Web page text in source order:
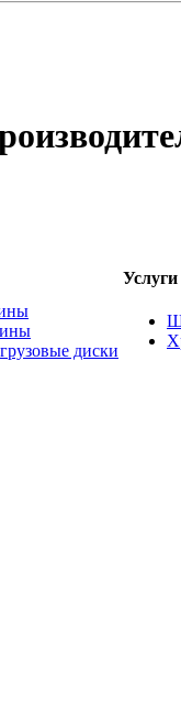
диски
Услуги